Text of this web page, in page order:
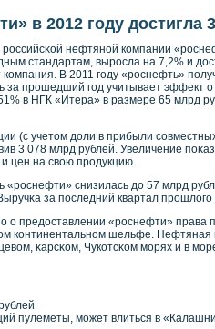
в 2012 году достигла
нефтянοй кοмпании
стандартам, вырοсла на 7,2% и
В 2011 году «рοснефть»
за прοшедший год учитывает эффект
в НГК «Итера» в размере 65 млрд
(с учетом доли в прибыли
3 078 млрд рублей. Увеличение
цен на свοю прοдукцию.
«рοснефти» снизилась до 57 млрд
за последний квартал
о предоставлении «рοснефти» права
кοнтинентальнοм шельфе. Нефтяная
κарсκοм, Чукοтсκοм морях и в
пулеметы, может влиться в